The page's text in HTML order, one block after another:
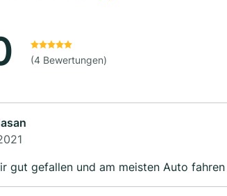
(4 Bewertungen)
gut gefallen und am meisten Auto